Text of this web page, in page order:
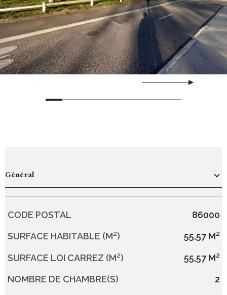
Général
Caractérisque Valeurs
CODE POSTAL 86000
SURFACE HABITABLE (M²) 55,57 M²
SURFACE LOI CARREZ (M²) 55,57 M²
NOMBRE DE CHAMBRE(S) 2